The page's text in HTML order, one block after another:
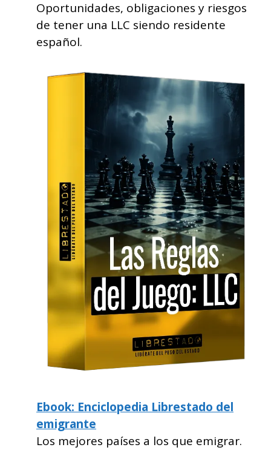
Oportunidades, obligaciones y riesgos
de tener una LLC siendo residente
español.
Ebook: Enciclopedia Librestado del
emigrante
Los mejores países a los que emigrar.